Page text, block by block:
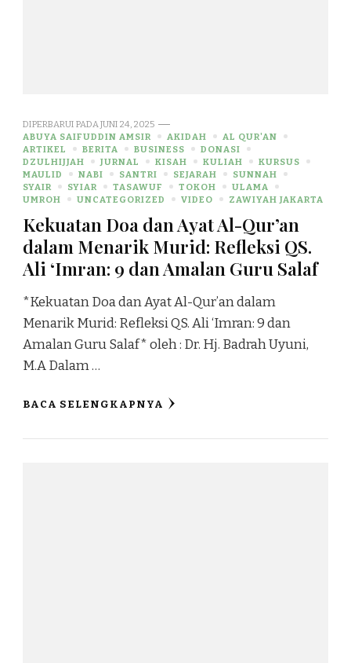
DIPERBARUI PADA JUNI 24, 2025
ABUYA SAIFUDDIN AMSIR
AKIDAH
AL QUR'AN
ARTIKEL
BERITA BUSINESS
DONASI
DZULHIJJAH
JURNAL KISAH KULIAH
KURSUS
MAULID
NABI SANTRI SEJARAH
SUNNAH
SYAIR
SYIAR TASAWUF TOKOH
ULAMA
UMROH
UNCATEGORIZED VIDEO ZAWIYAH JAKARTA
Kekuatan Doa dan Ayat Al-Qur’an
dalam Menarik Murid: Refleksi QS.
Ali ‘Imran: 9 dan Amalan Guru Salaf
*Kekuatan Doa dan Ayat Al-Qur’an dalam
Menarik Murid: Refleksi QS. Ali ‘Imran: 9 dan
Amalan Guru Salaf* oleh : Dr. Hj. Badrah Uyuni,
M.A Dalam …
BACA SELENGKAPNYA